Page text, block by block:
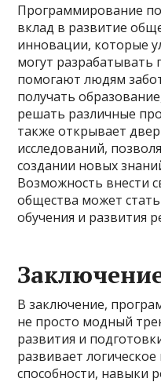
Программирование
вклад в развитие
инновации, которые
могут
помогают людям
получать
решать различные
также открывает
исследований,
создании новых
Возможность внести
общества может
обучения и развития
В заключение,
не просто модный
развития и
развивает
способности, навыки